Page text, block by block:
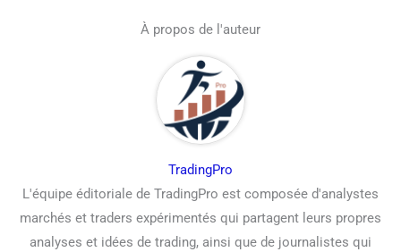
À propos de l'auteur
TradingPro
L'équipe éditoriale de TradingPro est composée d'analystes
marchés et traders expérimentés qui partagent leurs propres
analyses et idées de trading, ainsi que de journalistes qui